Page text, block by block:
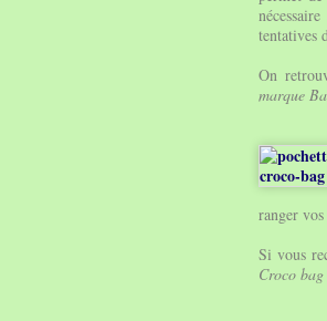
tentatives
On
marque
ranger
Si vous
Croco